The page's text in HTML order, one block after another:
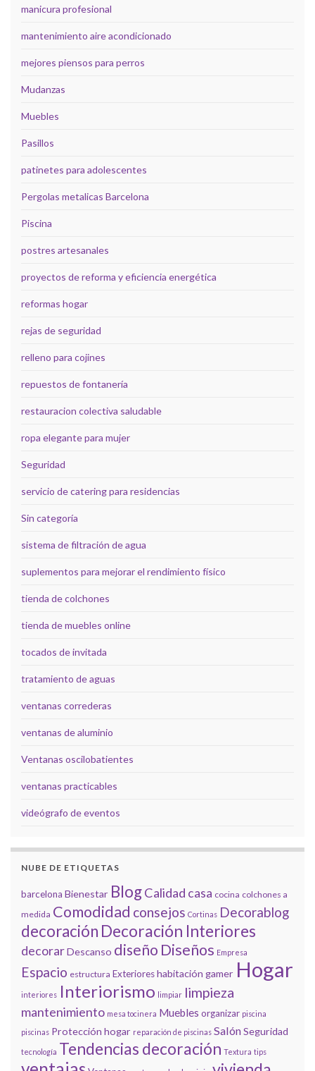
manicura profesional
mantenimiento aire acondicionado
mejores piensos para perros
Mudanzas
Muebles
Pasillos
patinetes para adolescentes
Pergolas metalicas Barcelona
Piscina
postres artesanales
proyectos de reforma y eficiencia energética
reformas hogar
rejas de seguridad
relleno para cojines
repuestos de fontanería
restauracion colectiva saludable
ropa elegante para mujer
Seguridad
servicio de catering para residencias
Sin categoría
sistema de filtración de agua
suplementos para mejorar el rendimiento físico
tienda de colchones
tienda de muebles online
tocados de invitada
tratamiento de aguas
ventanas correderas
ventanas de aluminio
Ventanas oscilobatientes
ventanas practicables
videógrafo de eventos
NUBE DE ETIQUETAS
barcelona Bienestar BlogCalidad casa cocina colchones a
medida Comodidad consejos Cortinas Decorablog
decoración Decoración Interiores
decorarDescanso diseño Diseños Empresa
Espacio estructura Exterioreshabitación gamer Hogar
interiores Interiorismo limpiar limpieza
mantenimiento mesa tocinera Muebles organizar piscina
piscinas Protección hogar reparación de piscinas SalónSeguridad
tecnología Tendencias decoración Textura tips